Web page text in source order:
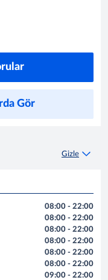
Gör
Gizle
08:00 - 22:00
08:00 - 22:00
08:00 - 22:00
08:00 - 22:00
08:00 - 22:00
08:00 - 22:00
09:00 - 22:00